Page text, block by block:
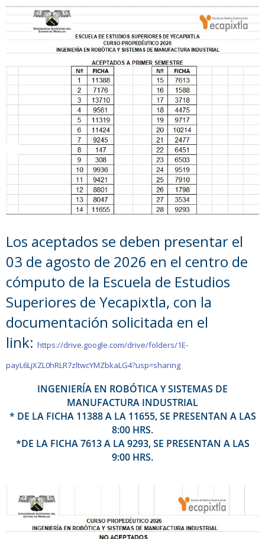
Los aceptados se deben presentar el
03 de agosto de 2026 en el centro de
cómputo de la Escuela de Estudios
Superiores de Yecapixtla, con la
documentación solicitada en el
link: https://drive.google.com/drive/folders/1E-
payL6LjXZL0hRLR7zltwcYMZbkaLG4?usp=sharing
INGENIERÍA EN ROBÓTICA Y SISTEMAS DE
MANUFACTURA INDUSTRIAL
* DE LA FICHA 11388 A LA 11655, SE PRESENTAN A LAS
8:00 HRS.
*DE LA FICHA 7613 A LA 9293, SE PRESENTAN A LAS
9:00 HRS.